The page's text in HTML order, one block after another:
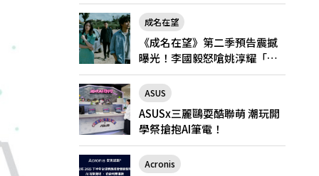
南西一館8/6限定登場
成名在望
《成名在望》第二季預告震撼
曝光！李國毅怒嗆姚淳耀「當
邱家的狗」兄弟情決裂
ASUS
ASUSx三麗鷗耍酷聯萌 潮玩開
學祭搶抱AI筆電！
Acronis